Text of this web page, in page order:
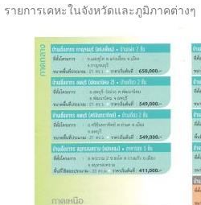
รายการเคหะในจังหวัดและภูมิภาคต่างๆ